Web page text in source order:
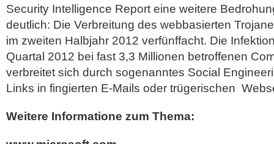
Security Intelligence Report eine weitere
deutlich: Die Verbreitung des webbasierten
im zweiten Halbjahr 2012 verfünffacht. Die
Quartal 2012 bei fast 3,3 Millionen betroffenen
verbreitet sich durch sogenanntes Social
Links in fingierten E-Mails oder trügerischen
Weitere Informatione zum Thema: